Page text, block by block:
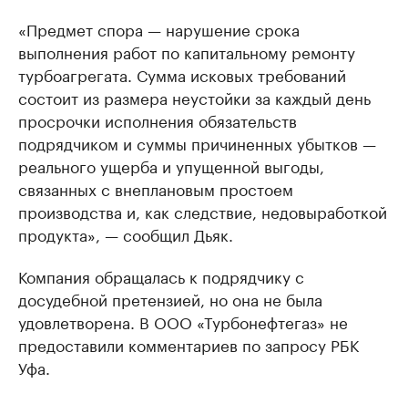
«Предмет спора — нарушение срока
выполнения работ по капитальному ремонту
турбоагрегата. Сумма исковых требований
состоит из размера неустойки за каждый день
просрочки исполнения обязательств
подрядчиком и суммы причиненных убытков —
реального ущерба и упущенной выгоды,
связанных с внеплановым простоем
производства и, как следствие, недовыработкой
продукта», — сообщил Дьяк.
Компания обращалась к подрядчику с
досудебной претензией, но она не была
удовлетворена. В ООО «Турбонефтегаз» не
предоставили комментариев по запросу РБК
Уфа.